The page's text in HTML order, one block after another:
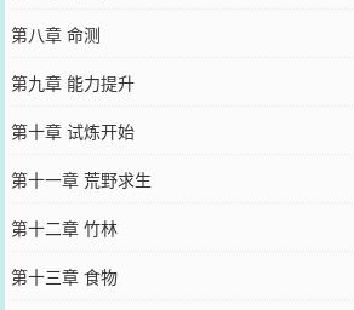
第八章 命测
第九章 能力提升
第十章 试炼开始
第十一章 荒野求生
第十二章 竹林
第十三章 食物